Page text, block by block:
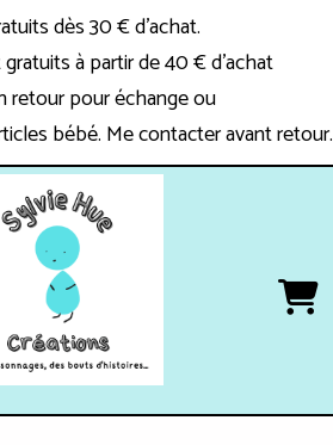
dès 30 € d'achat.
gratuits à partir de 40 € d'achat
retour pour échange ou
bébé. Me contacter avant retour.